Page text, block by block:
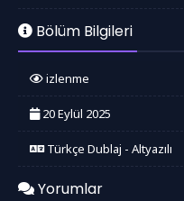
Bölüm Bilgileri
izlenme
20 Eylül 2025
Türkçe Dublaj - Altyazılı
Yorumlar